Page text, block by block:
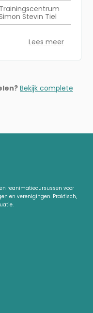
Trainingscentrum
Stevin Tiel
Lees meer
Bekijk complete
reanimatiecursussen voor
en verenigingen. Praktisch,